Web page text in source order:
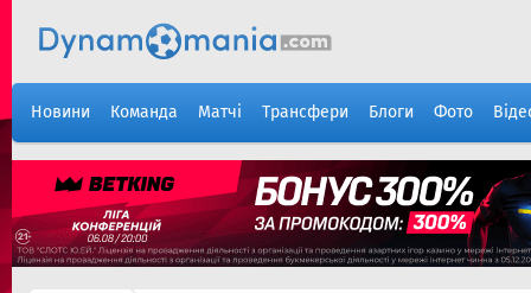
Новини Команда Матчі Трансфери Блоги Фото